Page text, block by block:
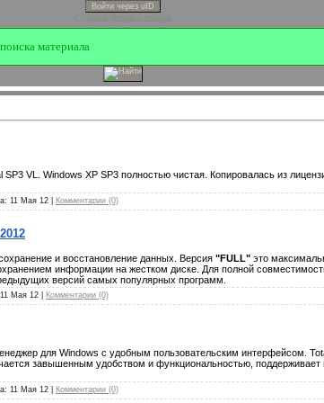
Войти через uID
VL. Windows XP SP3 полностью чистая. Копировалась из
11 Мая 12 Комментарии (0)
и восстановление данных. Версия "FULL" это
информации на жестком диске. Для полной
версий самых популярных программ.
11 Мая 12 Комментарии (0)
для Windows с удобным пользовательским интерфейсом.
завышенным удобством и функциональностью, поддерживает
11 Мая 12 Комментарии (0)